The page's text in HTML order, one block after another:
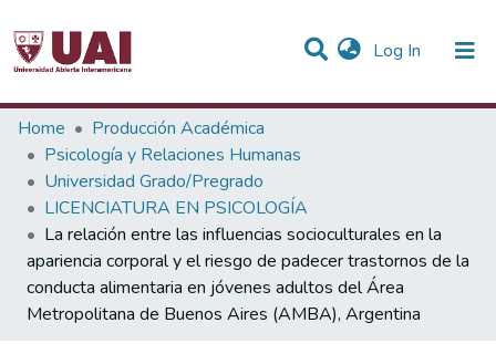
Log In (current)
Statistics
Communities & Collections
All of DSpace
Home
Producción Académica
Psicología y Relaciones Humanas
Universidad Grado/Pregrado
LICENCIATURA EN PSICOLOGÍA
La relación entre las influencias socioculturales en la
apariencia corporal y el riesgo de padecer trastornos de la
conducta alimentaria en jóvenes adultos del Área
Metropolitana de Buenos Aires (AMBA), Argentina